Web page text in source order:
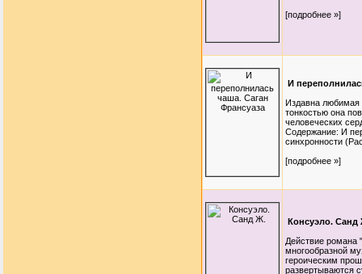
[подробнее »]
И
Издавна любимая
тонкостью она
человеческих
Содержание: И
синхронности
[подробнее »]
Консуэло. Санд
Действие романа
многообразной
героическим
развертываются